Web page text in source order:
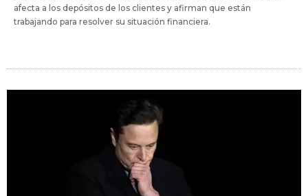
afecta a los depósitos de los clientes y afirman que están
trabajando para resolver su situación financiera.